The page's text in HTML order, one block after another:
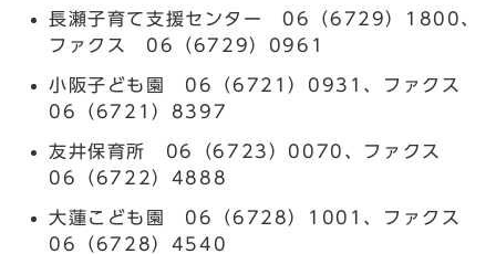
長瀬子育て支援センター 06（6729）1800、
ファクス 06（6729）0961
小阪子ども園 06（6721）0931、ファクス
06（6721）8397
友井保育所 06（6723）0070、ファクス
06（6722）4888
大蓮こども園 06（6728）1001、ファクス
06（6728）4540